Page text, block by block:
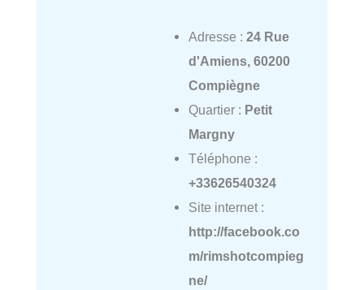
Adresse : 24 Rue
d'Amiens, 60200
Compiègne
Quartier : Petit
Margny
Téléphone :
+33626540324
Site internet :
http://facebook.co
m/rimshotcompieg
ne/